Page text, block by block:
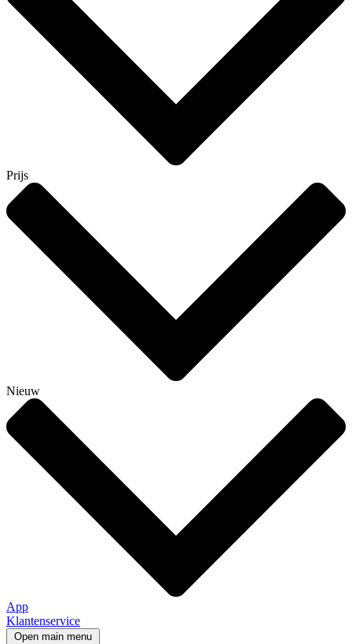
Prijs
Nieuw
App
Klantenservice
Open main menu